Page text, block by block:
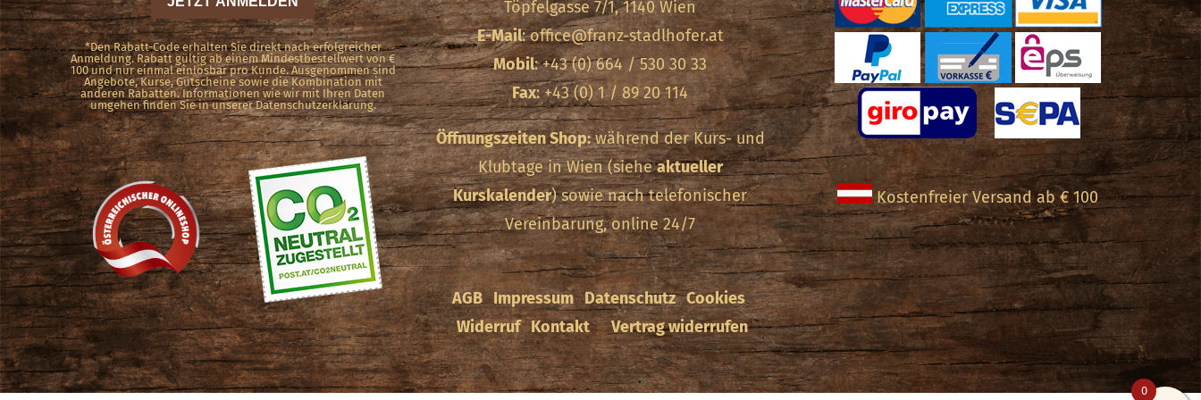
gewählt
werden
Produktseite
gewählt
werden
*Den Rabatt-Code erhalten Sie direkt nach erfolgreicher
Anmeldung. Rabatt gültig ab einem Mindestbestellwert von €
100 und nur einmal einlösbar pro Kunde. Ausgenommen sind
Angebote, Kurse, Gutscheine sowie die Kombination mit
anderen Rabatten. Informationen wie wir mit Ihren Daten
umgehen finden Sie in unserer Datenschutzerklärung.
Töpfelgasse 7/1, 1140 Wien
E-Mail:office@franz-stadlhofer.at
Mobil: +43 (0) 664 / 530 30 33
Fax: +43 (0) 1 / 89 20 114
Öffnungszeiten Shop:während der Kurs- und
Klubtage in Wien (sieheaktueller
Kurskalender) sowie nach telefonischer
Vereinbarung, online 24/7
AGB Impressum Datenschutz Cookies
Widerruf Kontakt Vertrag widerrufen
Kostenfreier Versand ab € 100
0